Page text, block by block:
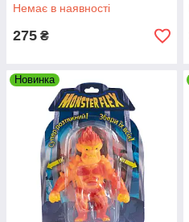
Немає в наявності
275 ₴
Новинка